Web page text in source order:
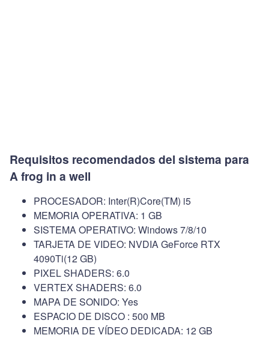
Requisitos recomendados del sistema para
A frog in a well
PROCESADOR: Inter(R)Core(TM) i5
MEMORIA OPERATIVA: 1 GB
SISTEMA OPERATIVO: Windows 7/8/10
TARJETA DE VIDEO: NVDIA GeForce RTX
4090Ti(12 GB)
PIXEL SHADERS: 6.0
VERTEX SHADERS: 6.0
MAPA DE SONIDO: Yes
ESPACIO DE DISCO : 500 MB
MEMORIA DE VÍDEO DEDICADA: 12 GB